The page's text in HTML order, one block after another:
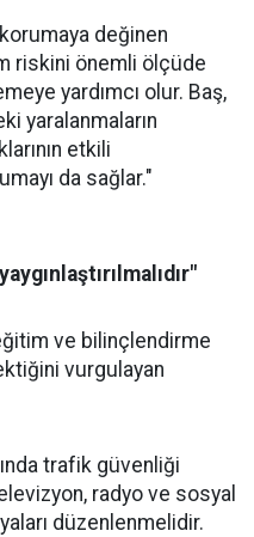
değinen
riskini önemli ölçüde
yardımcı olur. Baş,
yaralanmaların
etkili
da sağlar."
ve bilinçlendirme
vurgulayan
trafik güvenliği
radyo ve sosyal
düzenlenmelidir.